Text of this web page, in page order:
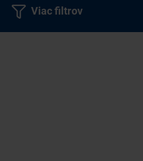
Viac filtrov